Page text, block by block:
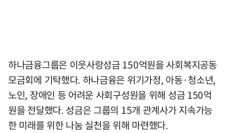
하나금융그룹은 이웃사랑성금 150억원을 사회복지공동
모금회에 기탁했다. 하나금융은 위기가정, 아동·청소년,
노인, 장애인 등 어려운 사회구성원을 위해 성금 150억
원을 전달했다. 성금은 그룹의 15개 관계사가 지속가능
한 미래를 위한 나눔 실천을 위해 마련했다.